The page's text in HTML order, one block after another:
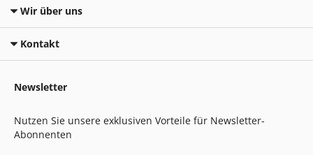
Wir über uns
Kontakt
Newsletter
Nutzen Sie unsere exklusiven Vorteile für Newsletter-
Abonnenten